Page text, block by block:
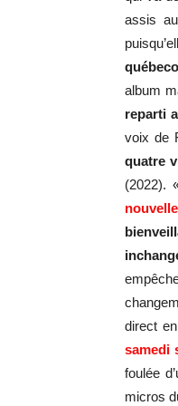
assis
album
reparti
voix de
quatre
(2022).
direct
samedi
foulée
micros